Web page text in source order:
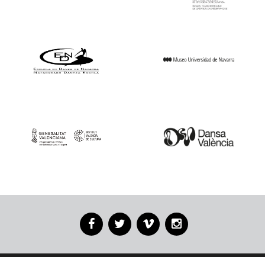
FacebookTwitterVimeoInstagram